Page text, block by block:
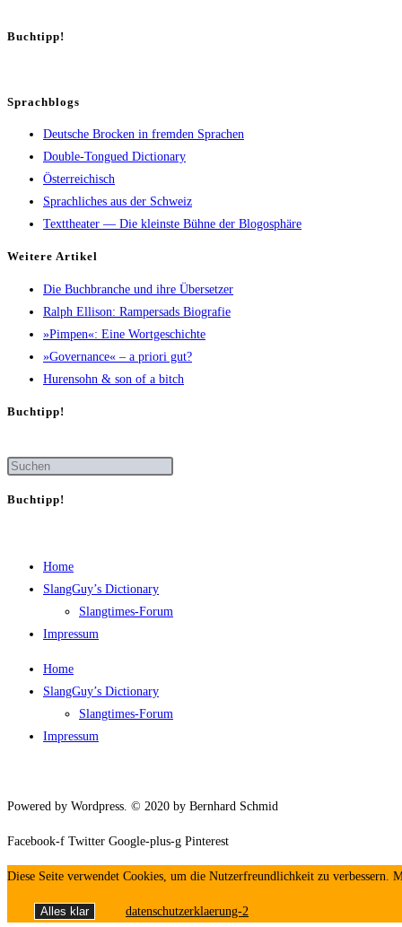
Buch­tipp!
Sprachblogs
Deutsche Brocken in fremden Sprachen
Double-Tongued Dictionary
Österreichisch
Sprachliches aus der Schweiz
Texttheater — Die kleinste Bühne der Blogosphäre
Wei­te­re Artikel
Die Buch­bran­che und ihre Übersetzer
Ralph Elli­son: Ram­pers­ads Biografie
»Pim­pen«: Eine Wortgeschichte
»Gover­nan­ce« – a prio­ri gut?
Huren­sohn & son of a bitch
Buch­tipp!
Buch­tipp!
Home
SlangGuy’s Dic­tion­a­ry
Slang­times-Forum
Impres­sum
Home
SlangGuy’s Dic­tion­a­ry
Slang­times-Forum
Impres­sum
Powered by Wordpress. © 2020 by Bernhard Schmid
Facebook-f Twitter Google-plus-g Pinterest
Diese Seite verwendet Cookies, um die Nutzerfreundlichkeit zu verbessern.
Alles klar datenschutzerklaerung-2